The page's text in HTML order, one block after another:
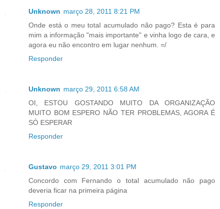
Unknown março 28, 2011 8:21 PM
Onde está o meu total acumulado não pago? Esta é para
mim a informação "mais importante" e vinha logo de cara, e
agora eu não encontro em lugar nenhum. =/
Responder
Unknown março 29, 2011 6:58 AM
OI, ESTOU GOSTANDO MUITO DA ORGANIZAÇÃO
MUITO BOM ESPERO NÃO TER PROBLEMAS, AGORA É
SÓ ESPERAR
Responder
Gustavo março 29, 2011 3:01 PM
Concordo com Fernando o total acumulado não pago
deveria ficar na primeira página
Responder